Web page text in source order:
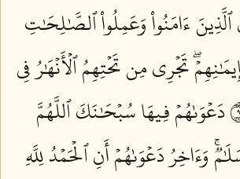
ٱلَّذِينَ ءَامَنُواْ وَعَمِلُواْ ٱلصَّٰلِحَٰتِ
تَجۡرِي مِن تَحۡتِهِمُ ٱلۡأَنۡهَٰرُ فِي
دَعۡوَىٰهُمۡ فِيهَا سُبۡحَٰنَكَ ٱللَّهُمَّ
وَءَاخِرُ دَعۡوَىٰهُمۡ أَنِ ٱلۡحَمۡدُ لِلَّهِ